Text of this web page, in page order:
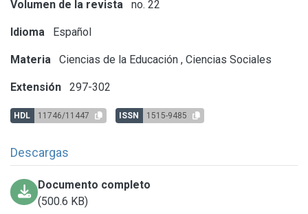
Volumen de la revista no. 22
Idioma Español
Materia Ciencias de la Educación , Ciencias Sociales
Extensión 297-302
HDL 11746/11447 ISSN 1515-9485
Descargas
Documento completo
(500.6 KB)